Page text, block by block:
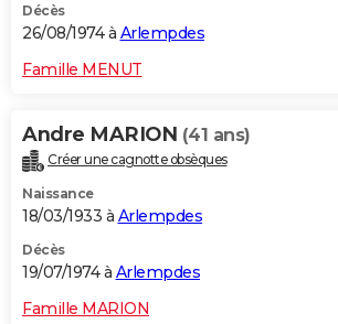
Décès
26/08/1974 à Arlempdes
Famille MENUT
Andre MARION (41 ans)
Créer une cagnotte obsèques
Naissance
18/03/1933 à Arlempdes
Décès
19/07/1974 à Arlempdes
Famille MARION